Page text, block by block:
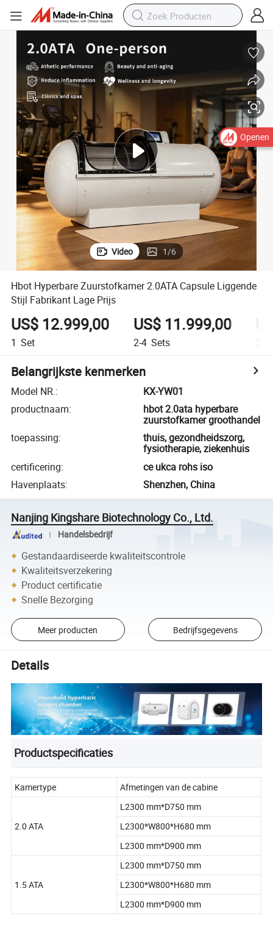
Video 1/6
Hbot Hyperbare Zuurstofkamer 2.0ATA Capsule Liggende
Stijl Fabrikant Lage Prijs
US$ 12.999,00
1 Set
US$ 11.999,00
2-4 Sets
Belangrijkste kenmerken
Model NR.:
KX-YW01
productnaam:
hbot 2.0ata hyperbare
zuurstofkamer groothandel
toepassing:
thuis, gezondheidszorg,
fysiotherapie, ziekenhuis
certificering:
ce ukca rohs iso
Havenplaats: Shenzhen, China
Nanjing Kingshare Biotechnology Co., Ltd.
Handelsbedrijf
Gestandaardiseerde kwaliteitscontrole
Kwaliteitsverzekering
Product certificatie
Snelle Bezorging
Meer producten Bedrijfsgegevens
Details
Productspecificaties
Kamertype Afmetingen van de cabine
2.0 ATA
L2300 mm*D750 mm
L2300*W800*H680 mm
L2300 mm*D900 mm
1.5 ATA
L2300 mm*D750 mm
L2300*W800*H680 mm
L2300 mm*D900 mm
Openen